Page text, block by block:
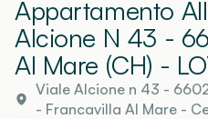
Appartamento
Alcione N 43 -
Al Mare (CH) -
Viale Alcione n 43 -
- Francavilla Al Mare -